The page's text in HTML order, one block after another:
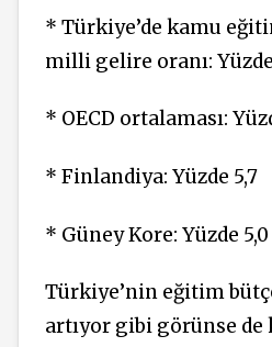
* Türkiye’de kamu
milli gelire oranı:
* OECD ortalaması:
* Finlandiya: Yüzde 5,7
* Güney Kore: Yüzde 5,0
Türkiye’nin eğitim
artıyor gibi görünse de